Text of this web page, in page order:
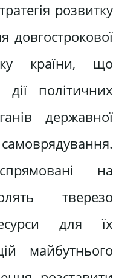
розвитку
довгострокової
країни, що
політичних
державної
на
тверезо
для їх
майбутнього